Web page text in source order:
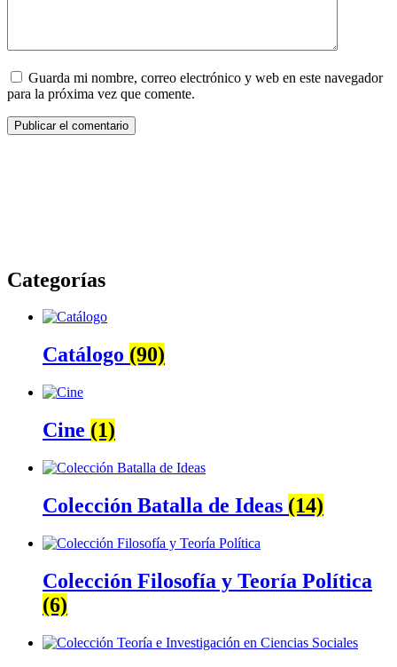
Guarda mi nombre, correo electrónico y web en este navegador
para la próxima vez que comente.
Categorías
Catálogo (90)
Cine (1)
Colección Batalla de Ideas (14)
Colección Filosofía y Teoría Política
(6)